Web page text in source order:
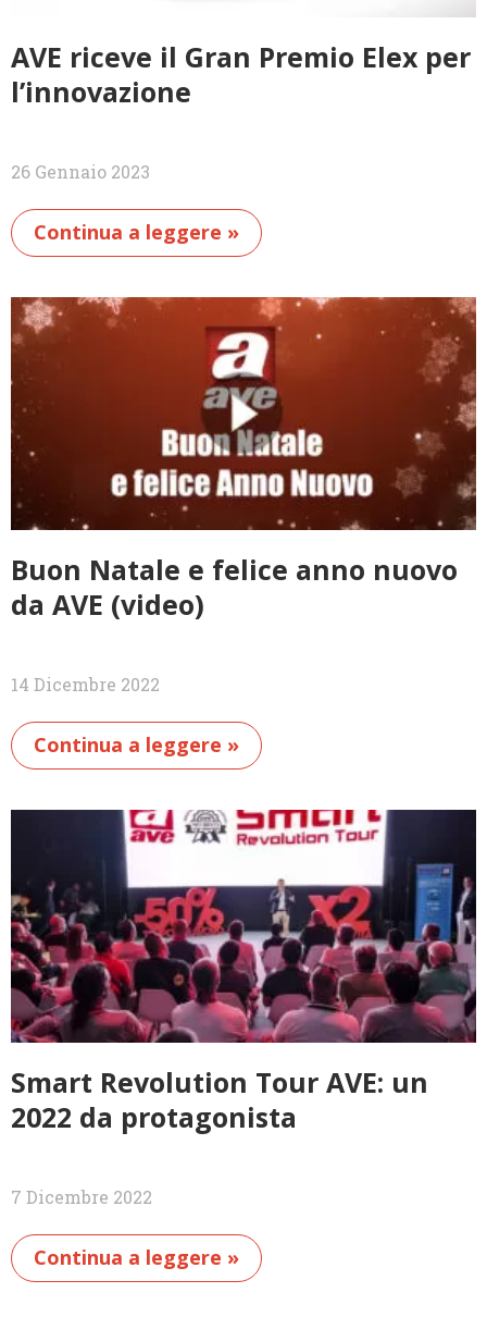
AVE riceve il Gran Premio Elex per
l’innovazione
26 Gennaio 2023
Continua a leggere »
Buon Natale e felice anno nuovo
da AVE (video)
14 Dicembre 2022
Continua a leggere »
Smart Revolution Tour AVE: un
2022 da protagonista
7 Dicembre 2022
Continua a leggere »